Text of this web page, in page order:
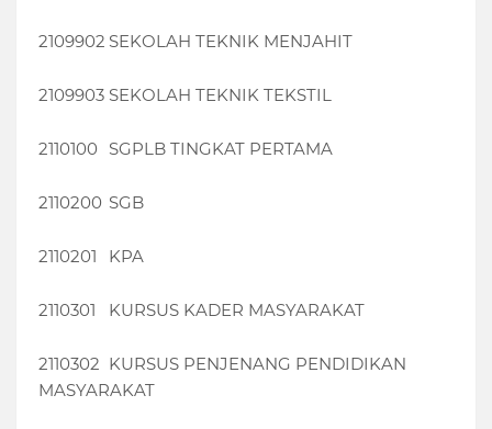
2109902 SEKOLAH TEKNIK MENJAHIT
2109903 SEKOLAH TEKNIK TEKSTIL
2110100 SGPLB TINGKAT PERTAMA
2110200 SGB
2110201 KPA
2110301 KURSUS KADER MASYARAKAT
2110302 KURSUS PENJENANG PENDIDIKAN
MASYARAKAT